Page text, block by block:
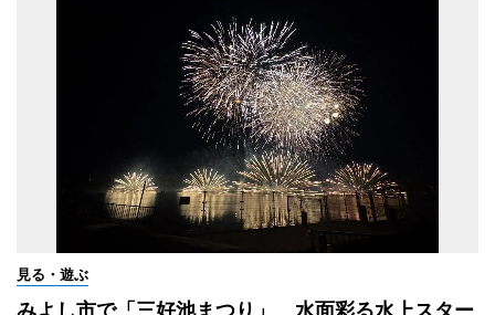
見る・遊ぶ
みよし市で「三好池まつり」 水面彩る水上スター